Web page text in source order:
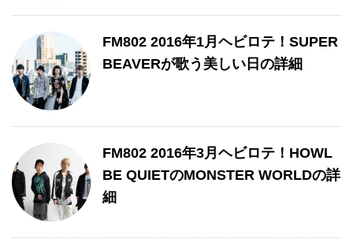
FM802 2016年1月ヘビロテ！SUPER
BEAVERが歌う美しい日の詳細
FM802 2016年3月ヘビロテ！HOWL
BE QUIETのMONSTER WORLDの詳
細